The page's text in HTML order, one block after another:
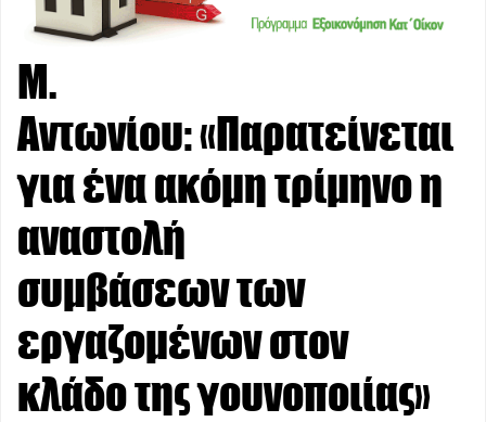
Μ.
Αντωνίου: «Παρατείνεται
για ένα ακόμη τρίμηνο η
αναστολή
συμβάσεων των
εργαζομένων στον
κλάδο της γουνοποιίας»